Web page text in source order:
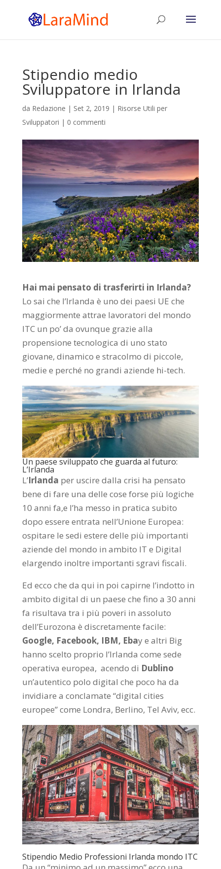
Stipendio medio
Sviluppatore in Irlanda
da Redazione | Set 2, 2019 | Risorse Utili per
Sviluppatori | 0 commenti
Hai mai pensato di trasferirti in Irlanda?
Lo sai che l’Irlanda è uno dei paesi UE che
maggiormente attrae lavoratori del mondo
ITC un po’ da ovunque grazie alla
propensione tecnologica di uno stato
giovane, dinamico e stracolmo di piccole,
medie e perché no grandi aziende hi-tech.
Un paese sviluppato che guarda al futuro:
L’Irlanda
L’Irlanda per uscire dalla crisi ha pensato
bene di fare una delle cose forse più logiche
10 anni fa,e l’ha messo in pratica subito
dopo essere entrata nell’Unione Europea:
ospitare le sedi estere delle più importanti
aziende del mondo in ambito IT e Digital
elargendo inoltre importanti sgravi fiscali.
Ed ecco che da qui in poi capirne l’indotto in
ambito digital di un paese che fino a 30 anni
fa risultava tra i più poveri in assoluto
dell’Eurozona è discretamente facile:
Google, Facebook, IBM, Ebay e altri Big
hanno scelto proprio l’Irlanda come sede
operativa europea, acendo di Dublino
un’autentico polo digital che poco ha da
invidiare a conclamate “digital cities
europee” come Londra, Berlino, Tel Aviv, ecc.
Stipendio Medio Professioni Irlanda mondo ITC